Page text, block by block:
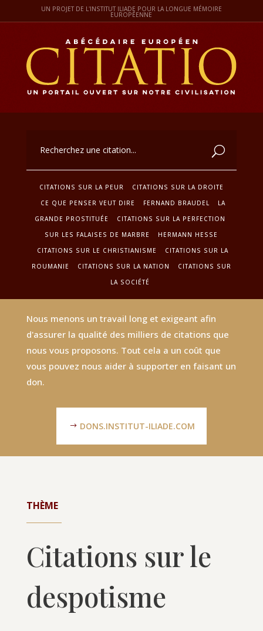
UN PROJET DE L'INSTITUT ILIADE POUR LA LONGUE MÉMOIRE
EUROPÉENNE
CITATIONS SUR LA PEUR
CITATIONS SUR LA DROITE
CE QUE PENSER VEUT DIRE
FERNAND BRAUDEL
LA
GRANDE PROSTITUÉE
CITATIONS SUR LA PERFECTION
SUR LES FALAISES DE MARBRE
HERMANN HESSE
CITATIONS SUR LE CHRISTIANISME
CITATIONS SUR LA
ROUMANIE
CITATIONS SUR LA NATION
CITATIONS SUR
LA SOCIÉTÉ
Nous menons un travail long et exigeant afin
d'assurer la qualité des milliers de citations que
nous vous proposons. Tout cela a un coût que
vous pouvez nous aider à supporter en faisant un
don.
DONS.INSTITUT-ILIADE.COM
THÈME
Citations sur le
despotisme